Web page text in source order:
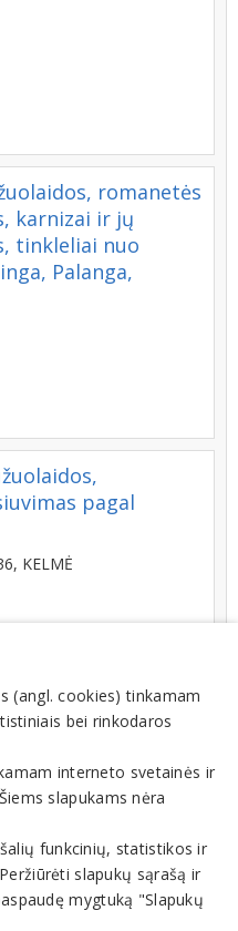
romanetės
karnizai ir jų
tinkleliai nuo
Palanga,
pagal
KELMĖ
diena - naktis,
roletai stogo
nuo vabzdžių
Palanga,
K. SENDVARIO
(angl. cookies) tinkamam
bei rinkodaros
interneto svetainės ir
slapukams nėra
funkcinių, statistikos ir
slapukų sąrašą ir
mygtuką "Slapukų